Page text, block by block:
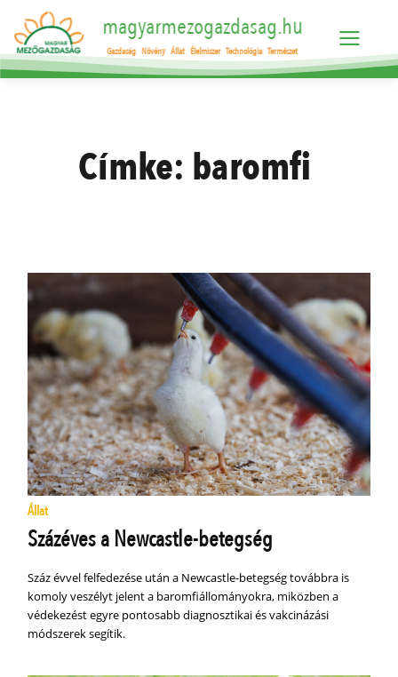
magyarmezogazdasag.hu
Gazdaság Növény Állat Élelmiszer Technológia Természet
Címke: baromfi
Állat
Százéves a Newcastle-betegség
Száz évvel felfedezése után a Newcastle-betegség továbbra is
komoly veszélyt jelent a baromfiállományokra, miközben a
védekezést egyre pontosabb diagnosztikai és vakcinázási
módszerek segítik.